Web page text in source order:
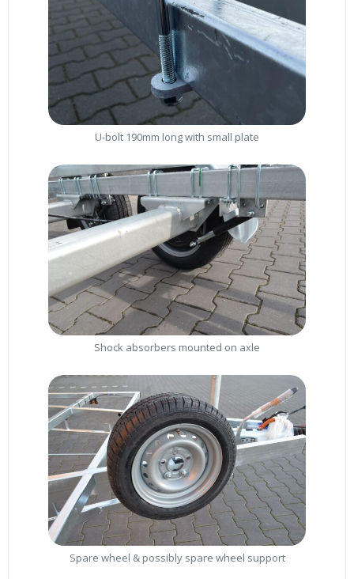
U-bolt 190mm long with small plate
Shock absorbers mounted on axle
Spare wheel & possibly spare wheel support